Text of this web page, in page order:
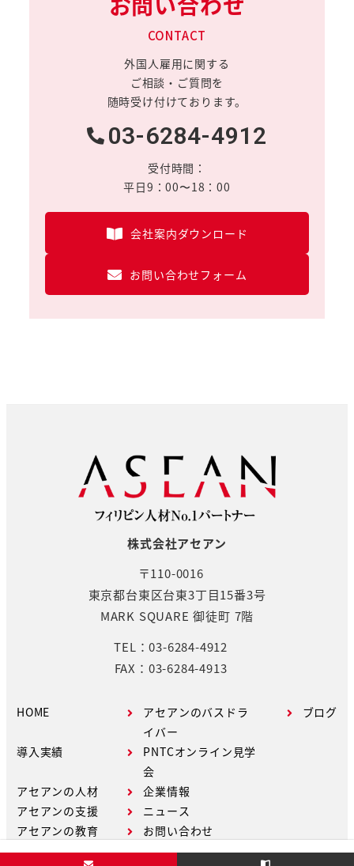
CONTACT
外国人雇用に関する
ご相談・ご質問を
随時受け付けております。
03-6284-4912
受付時間：
平日9：00〜18：00
会社案内ダウンロード
お問い合わせフォーム
株式会社アセアン
〒110-0016
東京都台東区台東3丁目15番3号
MARK SQUARE 御徒町 7階
TEL：03-6284-4912
FAX：03-6284-4913
HOME
導入実績
アセアンの人材
アセアンの支援
アセアンの教育
アセアンのバスドラ
イバー
PNTCオンライン見学
会
企業情報
ニュース
お問い合わせ
ブログ